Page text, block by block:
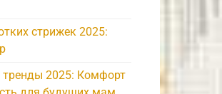
стрижек 2025:
тренды 2025: Комфорт